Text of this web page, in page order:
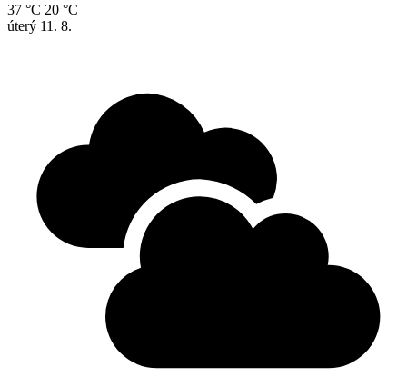
37 °C 20 °C
úterý 11. 8.